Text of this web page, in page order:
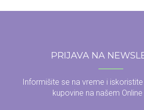
PRIJAVA NA
Informišite se na vreme i
kupovine na našem